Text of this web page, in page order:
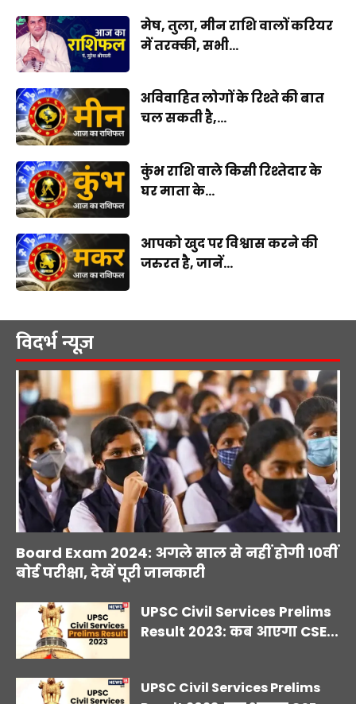
मेष, तुला, मीन राशि वालों करियर
में तरक्की, सभी...
अविवाहित लोगों के रिश्ते की बात
चल सकती है,...
कुंभ राशि वाले किसी रिश्तेदार के
घर माता के...
आपको खुद पर विश्वास करने की
जरुरत है, जानें...
विदर्भ न्यूज़
Board Exam 2024: अगले साल से नहीं होगी 10वीं
बोर्ड परीक्षा, देखें पूरी जानकारी
UPSC Civil Services Prelims
Result 2023: कब आएगा CSE...
UPSC Civil Services Prelims